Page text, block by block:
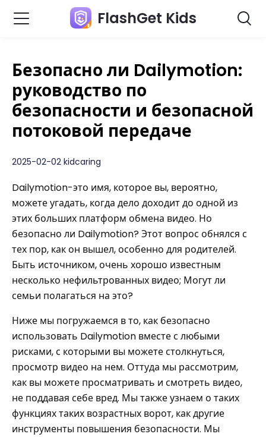
FlashGet Kids
Безопасно ли Dailymotion:
руководство по
безопасности и безопасной
потоковой передаче
2025-02-02 kidcaring
Dailymotion-это имя, которое вы, вероятно,
можете угадать, когда дело доходит до одной из
этих больших платформ обмена видео. Но
безопасно ли Dailymotion? Этот вопрос обнялся с
тех пор, как он вышел, особенно для родителей.
Быть источником, очень хорошо известным
несколько нефильтрованных видео; Могут ли
семьи полагаться на это?
Ниже мы погружаемся в то, как безопасно
использовать Dailymotion вместе с любыми
рисками, с которыми вы можете столкнуться,
просмотр видео на нем. Оттуда мы рассмотрим,
как вы можете просматривать и смотреть видео,
не поддавая себе вред. Мы также узнаем о таких
функциях таких возрастных ворот, как другие
инструменты повышения безопасности. Мы